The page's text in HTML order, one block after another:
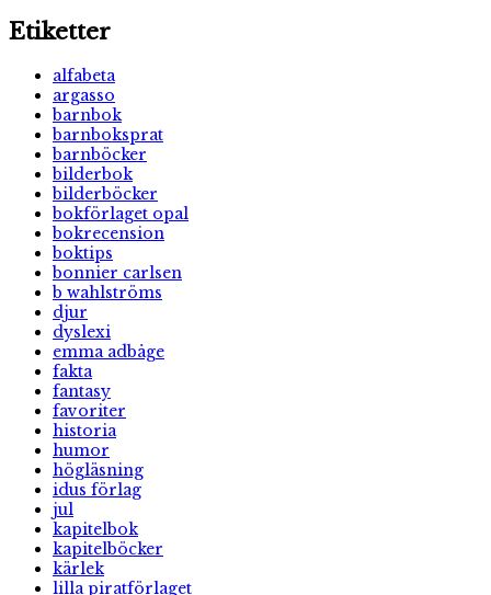
Etiketter
alfabeta
argasso
barnbok
barnboksprat
barnböcker
bilderbok
bilderböcker
bokförlaget opal
bokrecension
boktips
bonnier carlsen
b wahlströms
djur
dyslexi
emma adbåge
fakta
fantasy
favoriter
historia
humor
högläsning
idus förlag
jul
kapitelbok
kapitelböcker
kärlek
lilla piratförlaget